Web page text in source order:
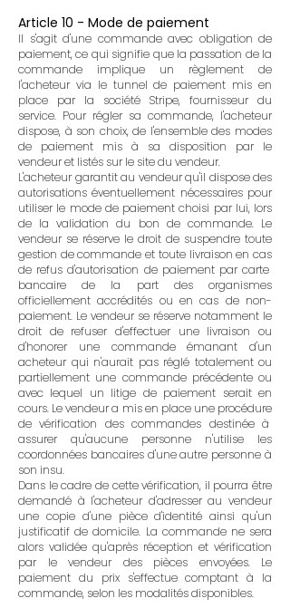
Article 10 - Mode de paiement
Il s'agit d'une commande avec obligation de
paiement, ce qui signifie que la passation de la
commande implique un règlement de
l'acheteur via le tunnel de paiement mis en
place par la société Stripe, fournisseur du
service. Pour régler sa commande, l'acheteur
dispose, à son choix, de l'ensemble des modes
de paiement mis à sa disposition par le
vendeur et listés sur le site du vendeur.
L'acheteur garantit au vendeur qu'il dispose des
autorisations éventuellement nécessaires pour
utiliser le mode de paiement choisi par lui, lors
de la validation du bon de commande. Le
vendeur se réserve le droit de suspendre toute
gestion de commande et toute livraison en cas
de refus d'autorisation de paiement par carte
bancaire de la part des organismes
officiellement accrédités ou en cas de non-
paiement. Le vendeur se réserve notamment le
droit de refuser d'effectuer une livraison ou
d'honorer une commande émanant d'un
acheteur qui n'aurait pas réglé totalement ou
partiellement une commande précédente ou
avec lequel un litige de paiement serait en
cours. Le vendeur a mis en place une procédure
de vérification des commandes destinée à
assurer qu'aucune personne n'utilise les
coordonnées bancaires d'une autre personne à
son insu.
Dans le cadre de cette vérification, il pourra être
demandé à l'acheteur d'adresser au vendeur
une copie d'une pièce d'identité ainsi qu'un
justificatif de domicile. La commande ne sera
alors validée qu'après réception et vérification
par le vendeur des pièces envoyées. Le
paiement du prix s'effectue comptant à la
commande, selon les modalités disponibles.